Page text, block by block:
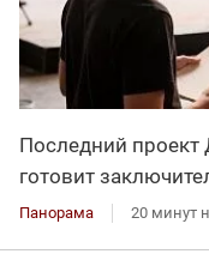
Последний
готовит
Панорама 20 минут